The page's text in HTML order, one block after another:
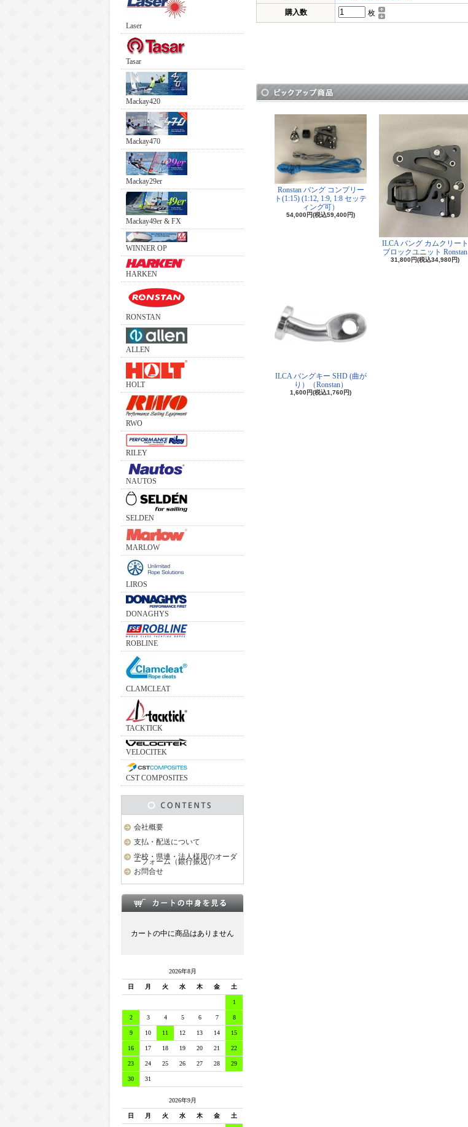
Laser
Tasar
Mackay420
Mackay470
Mackay29er
Mackay49er & FX
WINNER OP
HARKEN
RONSTAN
ALLEN
HOLT
RWO
RILEY
NAUTOS
SELDEN
MARLOW
LIROS
DONAGHYS
ROBLINE
CLAMCLEAT
TACKTICK
VELOCITEK
CST COMPOSITES
会社概要
支払・配送について
学校・県連・法人様用のオーダ
ーフォーム（銀行振込）
お問合せ
カートの中に商品はありません
2026年8月
日 月 火 水 木 金 土
1
2 3 4 5 6 7 8
9 10 11 12 13 14 15
16 17 18 19 20 21 22
23 24 25 26 27 28 29
30 31
2026年9月
日 月 火 水 木 金 土
購入数
枚
Ronstan バング コンプリー
ト(1:15) (1:12, 1:9, 1:8 セッテ
ィング可）
54,000円(税込59,400円)
ILCA バング カムクリート
ブロックユニット Ronstan
31,800円(税込34,980円)
ILCA バングキー SHD (曲が
り）（Ronstan）
1,600円(税込1,760円)